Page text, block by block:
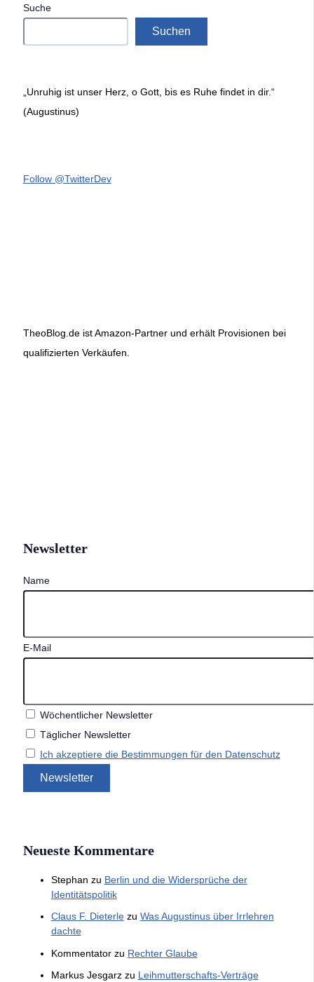
Suche
Suchen
„Unruhig ist unser Herz, o Gott, bis es Ruhe findet in dir.“
(Augustinus)
Follow @TwitterDev
TheoBlog.de ist Amazon-Partner und erhält Provisionen bei
qualifizierten Verkäufen.
Newsletter
Name
E-Mail
Wöchentlicher Newsletter
Täglicher Newsletter
Ich akzeptiere die Bestimmungen für den Datenschutz
Neueste Kommentare
Stephan zu Berlin und die Widersprüche der
Identitätspolitik
Claus F. Dieterlezu Was Augustinus über Irrlehren
dachte
Kommentatorzu Rechter Glaube
Markus Jesgarzzu Leihmutterschafts-Verträge